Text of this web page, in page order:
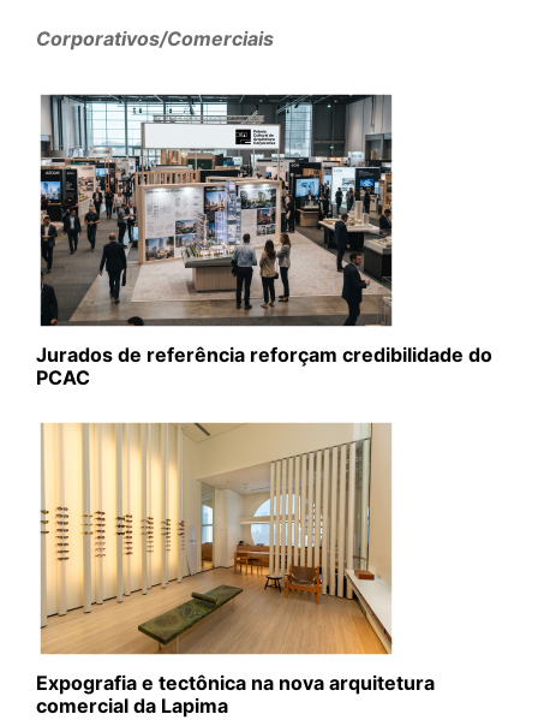
Corporativos/Comerciais
Jurados de referência reforçam credibilidade do
PCAC
Expografia e tectônica na nova arquitetura
comercial da Lapima